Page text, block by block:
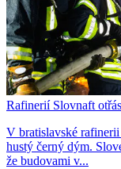
Rafinerií Slovnaft
V bratislavské
hustý černý dým.
že budovami v...